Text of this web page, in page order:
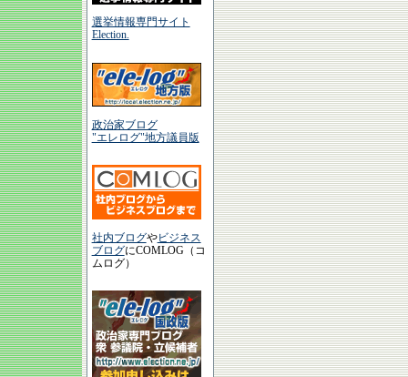
選挙情報専門サイト
Election.
政治家ブログ
"エレログ"地方議員版
社内ブログやビジネス
ブログにCOMLOG（コ
ムログ）